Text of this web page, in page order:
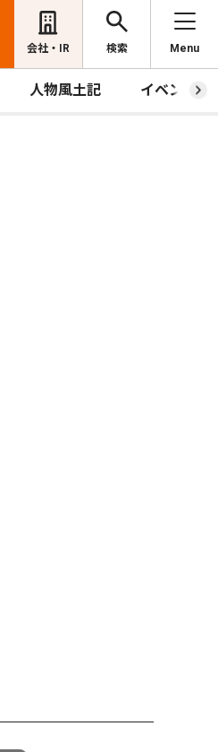
会社・IR 検索 Menu
人物風土記 イベント